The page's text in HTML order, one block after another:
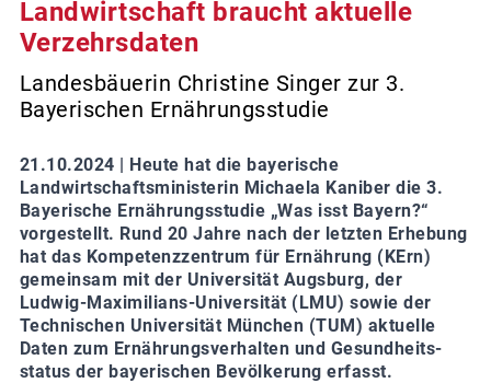
Landwirtschaft braucht aktuelle
Verzehrsdaten
Landesbäuerin Christine Singer zur 3.
Bayerischen Ernährungsstudie
21.10.2024 | Heute hat die bayerische
Landwirtschaftsministerin Michaela Kaniber die 3.
Bayerische Ernährungsstudie „Was isst Bayern?“
vorgestellt. Rund 20 Jahre nach der letzten Erhebung
hat das Kompetenzzentrum für Ernährung (KErn)
gemeinsam mit der Universität Augsburg, der
Ludwig-Maximilians-Universität (LMU) sowie der
Technischen Universität München (TUM) aktuelle
Daten zum Ernährungsverhalten und Gesundheits-
status der bayerischen Bevölkerung erfasst.